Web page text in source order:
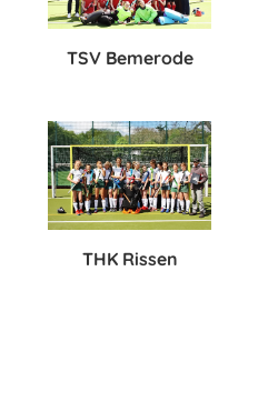
TSV Bemerode
THK Rissen